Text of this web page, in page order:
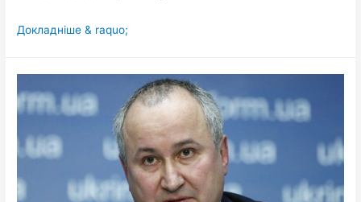
У
двійника
Зеленського
Докладніше & raquo;